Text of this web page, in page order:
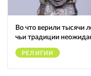
Во что верили тысячи
чьи традиции
РЕЛИГИИ